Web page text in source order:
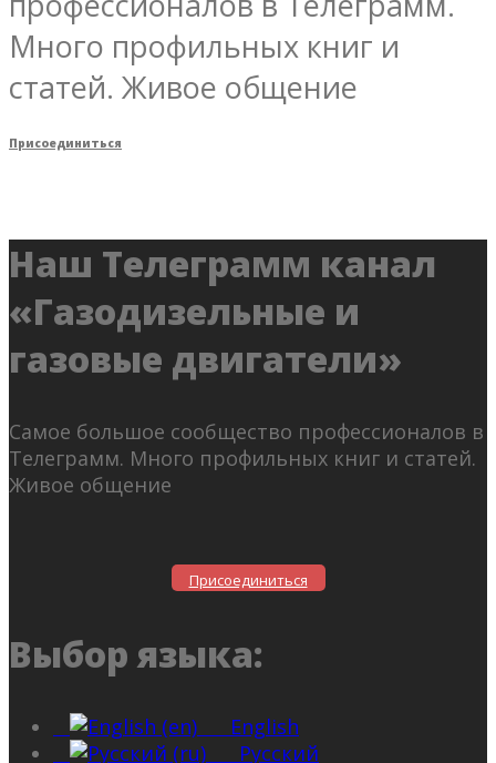
Много профильных книг и
статей. Живое общение
Присоединиться
Наш Телеграмм канал
«Газодизельные и
газовые двигатели»
Самое большое сообщество профессионалов в
Телеграмм. Много профильных книг и статей.
Живое общение
Присоединиться
Выбор языка:
English
Русский